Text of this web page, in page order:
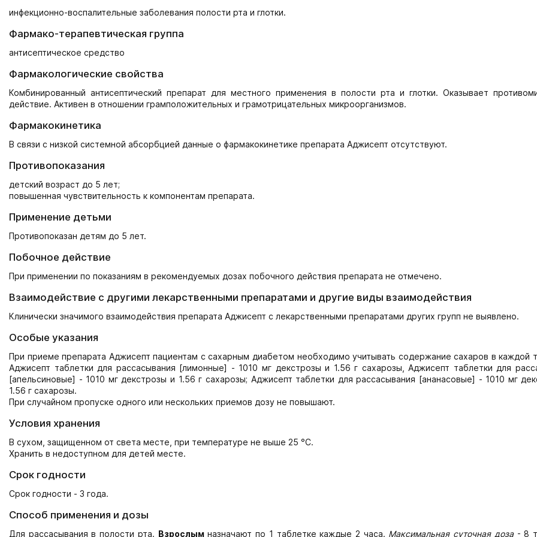
инфекционно-воспалительные заболевания полости рта и глотки.
Фармако-терапевтическая группа
антисептическое средство
Фармакологические свойства
Комбинированный антисептический препарат для местного применения в полости рта и глотки. Оказывает
действие. Активен в отношении грамположительных и грамотрицательных микроорганизмов.
Фармакокинетика
В связи с низкой системной абсорбцией данные о фармакокинетике препарата Аджисепт отсутствуют.
Противопоказания
детский возраст до 5 лет;
повышенная чувствительность к компонентам препарата.
Применение детьми
Противопоказан детям до 5 лет.
Побочное действие
При применении по показаниям в рекомендуемых дозах побочного действия препарата не отмечено.
Взаимодействие с другими лекарственными препаратами и другие виды взаимодействия
Клинически значимого взаимодействия препарата Аджисепт с лекарственными препаратами других групп не выявлено.
Особые указания
При приеме препарата Аджисепт пациентам с сахарным диабетом необходимо учитывать содержание сахаров в каждой
Аджисепт таблетки для рассасывания [лимонные] - 1010 мг декстрозы и 1.56 г сахарозы, Аджисепт таблетки для
[апельсиновые] - 1010 мг декстрозы и 1.56 г сахарозы; Аджисепт таблетки для рассасывания [ананасовые] - 1010 мг
1.56 г сахарозы.
При случайном пропуске одного или нескольких приемов дозу не повышают.
Условия хранения
В сухом, защищенном от света месте, при температуре не выше 25 °С.
Хранить в недоступном для детей месте.
Срок годности
Срок годности - 3 года.
Способ применения и дозы
Для рассасывания в полости рта. Взрослымназначают по 1 таблетке каждые 2 часа. Максимальная суточная доза- 8